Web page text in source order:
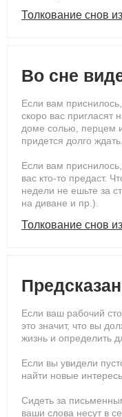
Толкование снов
Во сне
Если вам
скоро вас пригласят
доме солью, перцем
придется долго ждать.
Если вам
вас кто-то предаст.
недели не ешьте за
на диване и пр.).
Толкование снов
Если ваш рабочий
это значит, что вы
жизнь и определить
Если вы увидели
найти новые
Сидеть за
ваши слова несут в